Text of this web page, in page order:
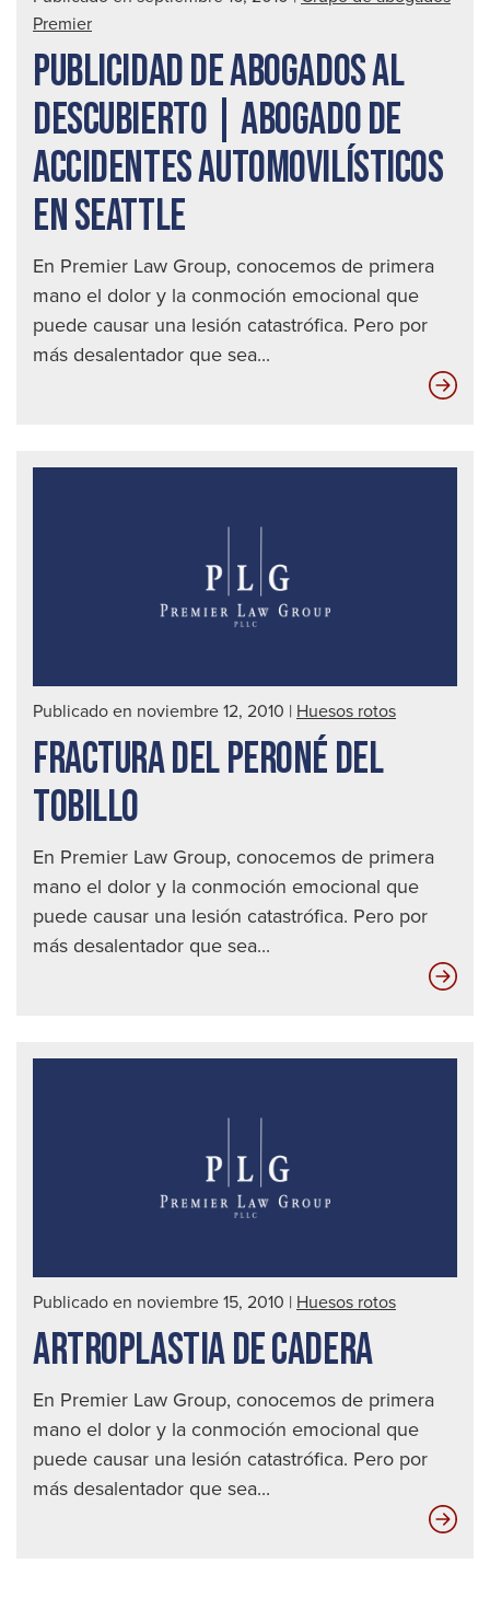
Premier
PUBLICIDAD DE ABOGADOS AL
DESCUBIERTO | ABOGADO DE
ACCIDENTES AUTOMOVILÍSTICOS
EN SEATTLE
En Premier Law Group, conocemos de primera
mano el dolor y la conmoción emocional que
puede causar una lesión catastrófica. Pero por
más desalentador que sea...
al
en
Publicado en noviembre 12, 2010 | Huesos rotos
FRACTURA DEL PERONÉ DEL
TOBILLO
En Premier Law Group, conocemos de primera
mano el dolor y la conmoción emocional que
puede causar una lesión catastrófica. Pero por
más desalentador que sea...
del
Publicado en noviembre 15, 2010 | Huesos rotos
ARTROPLASTIA DE CADERA
En Premier Law Group, conocemos de primera
mano el dolor y la conmoción emocional que
puede causar una lesión catastrófica. Pero por
más desalentador que sea...